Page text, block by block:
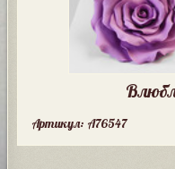
Артикул: A76547